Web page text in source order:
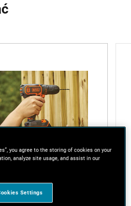
you agree to the storing of cookies on your
analyze site usage, and assist in our
Settings